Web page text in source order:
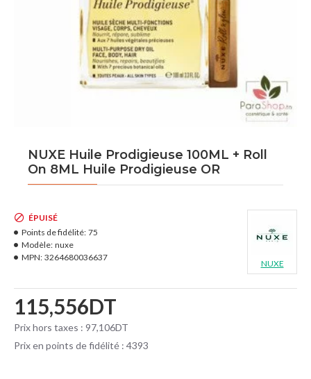
NUXE Huile Prodigieuse 100ML + Roll
On 8ML Huile Prodigieuse OR
115,556DT
Prix hors taxes : 97,106DT
Prix en points de fidélité : 4393
ÉPUISÉ
Points de fidélité: 75
Modèle: nuxe
MPN: 3264680036637
NUXE